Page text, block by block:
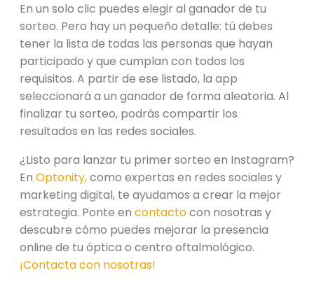
En un solo clic puedes elegir al ganador de tu
sorteo. Pero hay un pequeño detalle: tú debes
tener la lista de todas las personas que hayan
participado y que cumplan con todos los
requisitos. A partir de ese listado, la app
seleccionará a un ganador de forma aleatoria. Al
finalizar tu sorteo, podrás compartir los
resultados en las redes sociales.
¿Listo para lanzar tu primer sorteo en Instagram?
En Optonity,como expertas en redes sociales y
marketing digital, te ayudamos a crear la mejor
estrategia. Ponte en contactocon nosotras y
descubre cómo puedes mejorar la presencia
online de tu óptica o centro oftalmológico.
¡Contacta con nosotras!